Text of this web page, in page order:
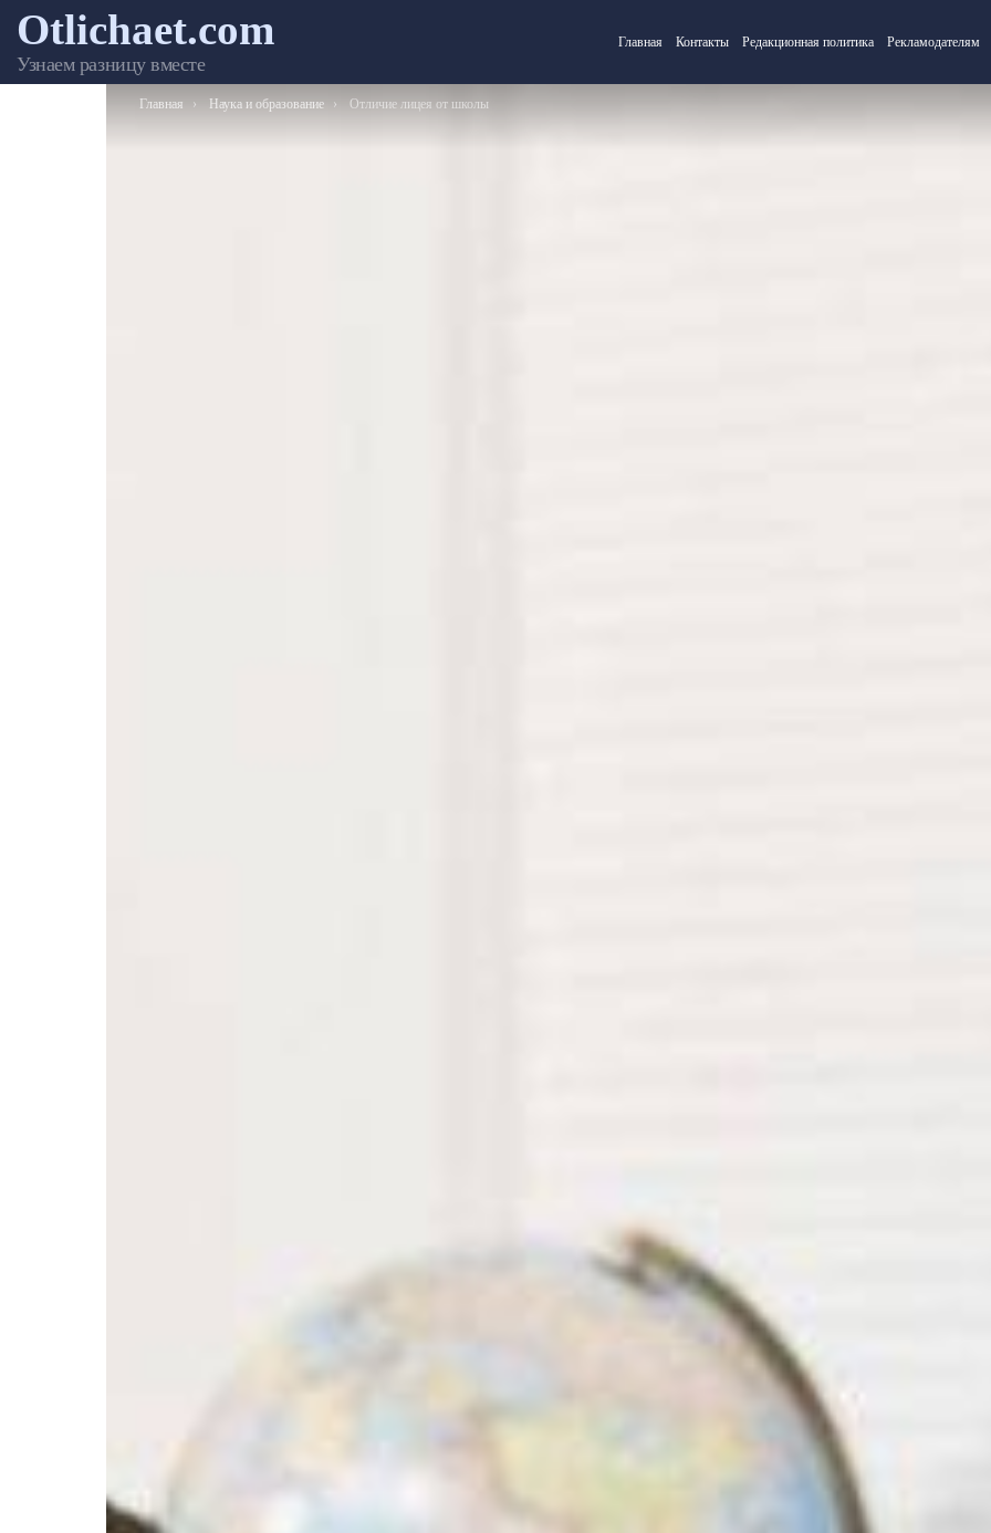
Otlichaet.com
Узнаем разницу вместе
Главная Контакты Редакционная политика Рекламодателям
Вы здесь:
Главная Наука и образование Отличие лицея от школы